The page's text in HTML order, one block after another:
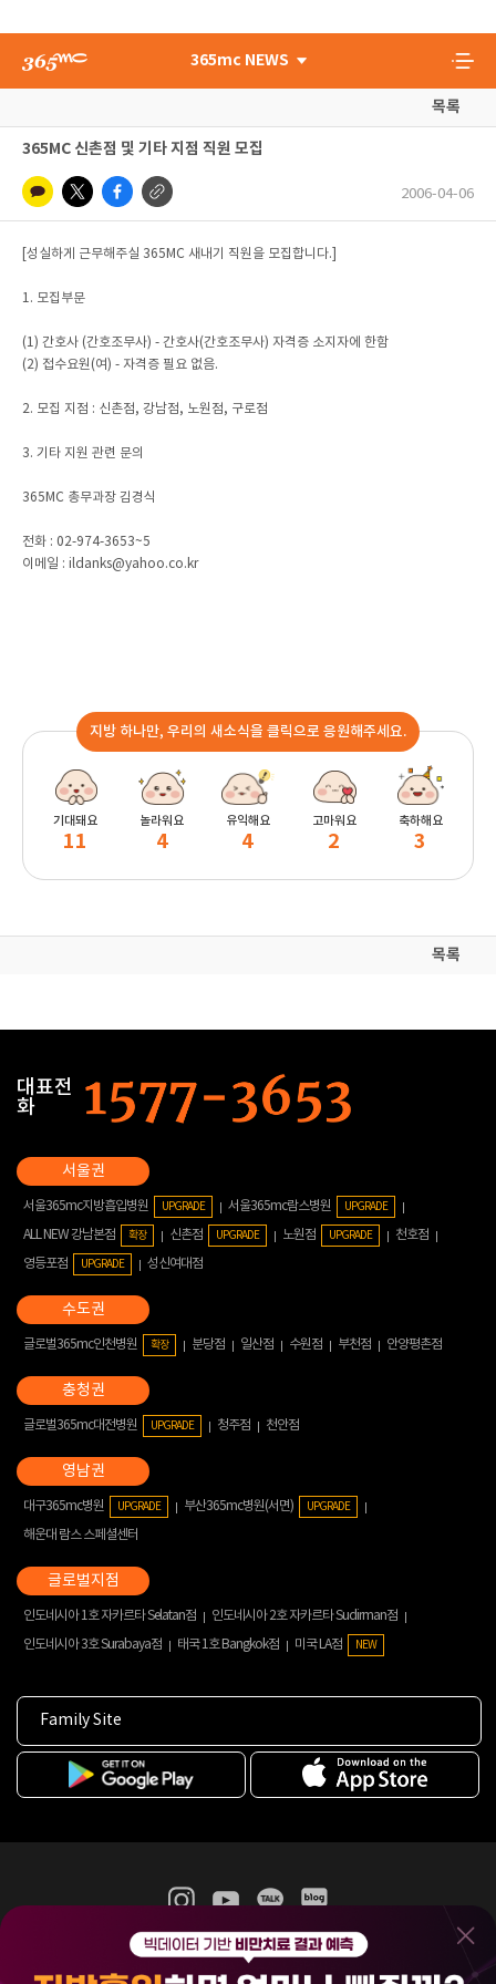
365mc NEWS
목록
365MC 신촌점 및 기타 지점 직원 모집
2006-04-06
[성실하게 근무해주실 365MC 새내기 직원을 모집합니다.]
1. 모집부문
(1) 간호사 (간호조무사) - 간호사(간호조무사) 자격증 소지자에 한함
(2) 접수요원(여) - 자격증 필요 없음.
2. 모집 지점 : 신촌점, 강남점, 노원점, 구로점
3. 기타 지원 관련 문의
365MC 총무과장 김경식
전화 : 02-974-3653~5
이메일 : ildanks@yahoo.co.kr
지방 하나만, 우리의 새소식을 클릭으로 응원해주세요.
기대돼요
11
놀라워요
4
유익해요
4
고마워요
2
축하해요
3
목록
대표전
화
서울365mc지방흡입병원 UPGRADE 서울365mc람스병원 UPGRADE
ALL NEW 강남본점 확장 신촌점 UPGRADE 노원점 UPGRADE
천호점
영등포점
UPGRADE 성신여대점
글로벌365mc인천병원 확장 분당점 일산점 수원점 부천점 안양평촌점
글로벌365mc대전병원 UPGRADE 청주점 천안점
대구365mc병원 UPGRADE 부산365mc병원(서면) UPGRADE
해운대 람스 스페셜센터
인도네시아 1호 자카르타 Selatan점
인도네시아 2호 자카르타 Sudirman점
인도네시아 3호 Surabaya점
태국 1호 Bangkok점 미국 LA점 NEW
Family Site
365mc 병·의원 이용약관
홈페이지 이용약관
비급여진료수가